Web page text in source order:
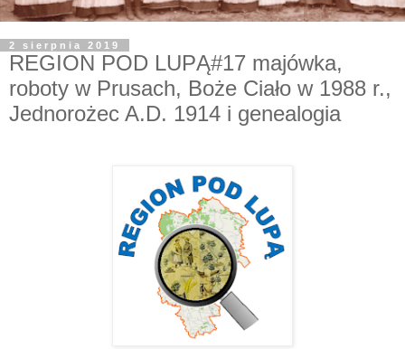
2 sierpnia 2019
REGION POD LUPĄ#17 majówka,
roboty w Prusach, Boże Ciało w 1988 r.,
Jednorożec A.D. 1914 i genealogia